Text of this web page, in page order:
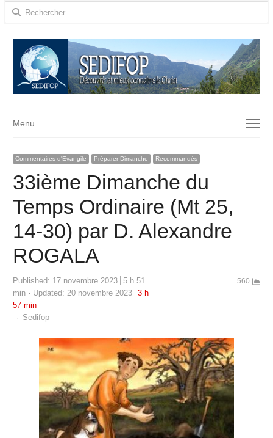
Rechercher :
Menu
Menu
Commentaires d'Evangile Préparer Dimanche Recommandés
33ième Dimanche du
Temps Ordinaire (Mt 25,
14-30) par D. Alexandre
ROGALA
Published: 17 novembre 2023
5 h 51
min
Updated: 20 novembre 2023
3 h
57 min
Author
Sedifop
560